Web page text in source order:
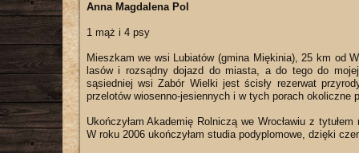
Anna Magdalena Pol
1 mąż i 4 psy
Mieszkam we wsi Lubiatów (gmina Miękinia), 25 km od
lasów i rozsądny dojazd do miasta, a do tego do
sąsiedniej wsi Zabór Wielki jest ścisły rezerwat
przelotów wiosenno-jesiennych i w tych porach okoliczne
Ukończyłam Akademię Rolniczą we Wrocławiu z
W roku 2006 ukończyłam studia podyplomowe, dzięki